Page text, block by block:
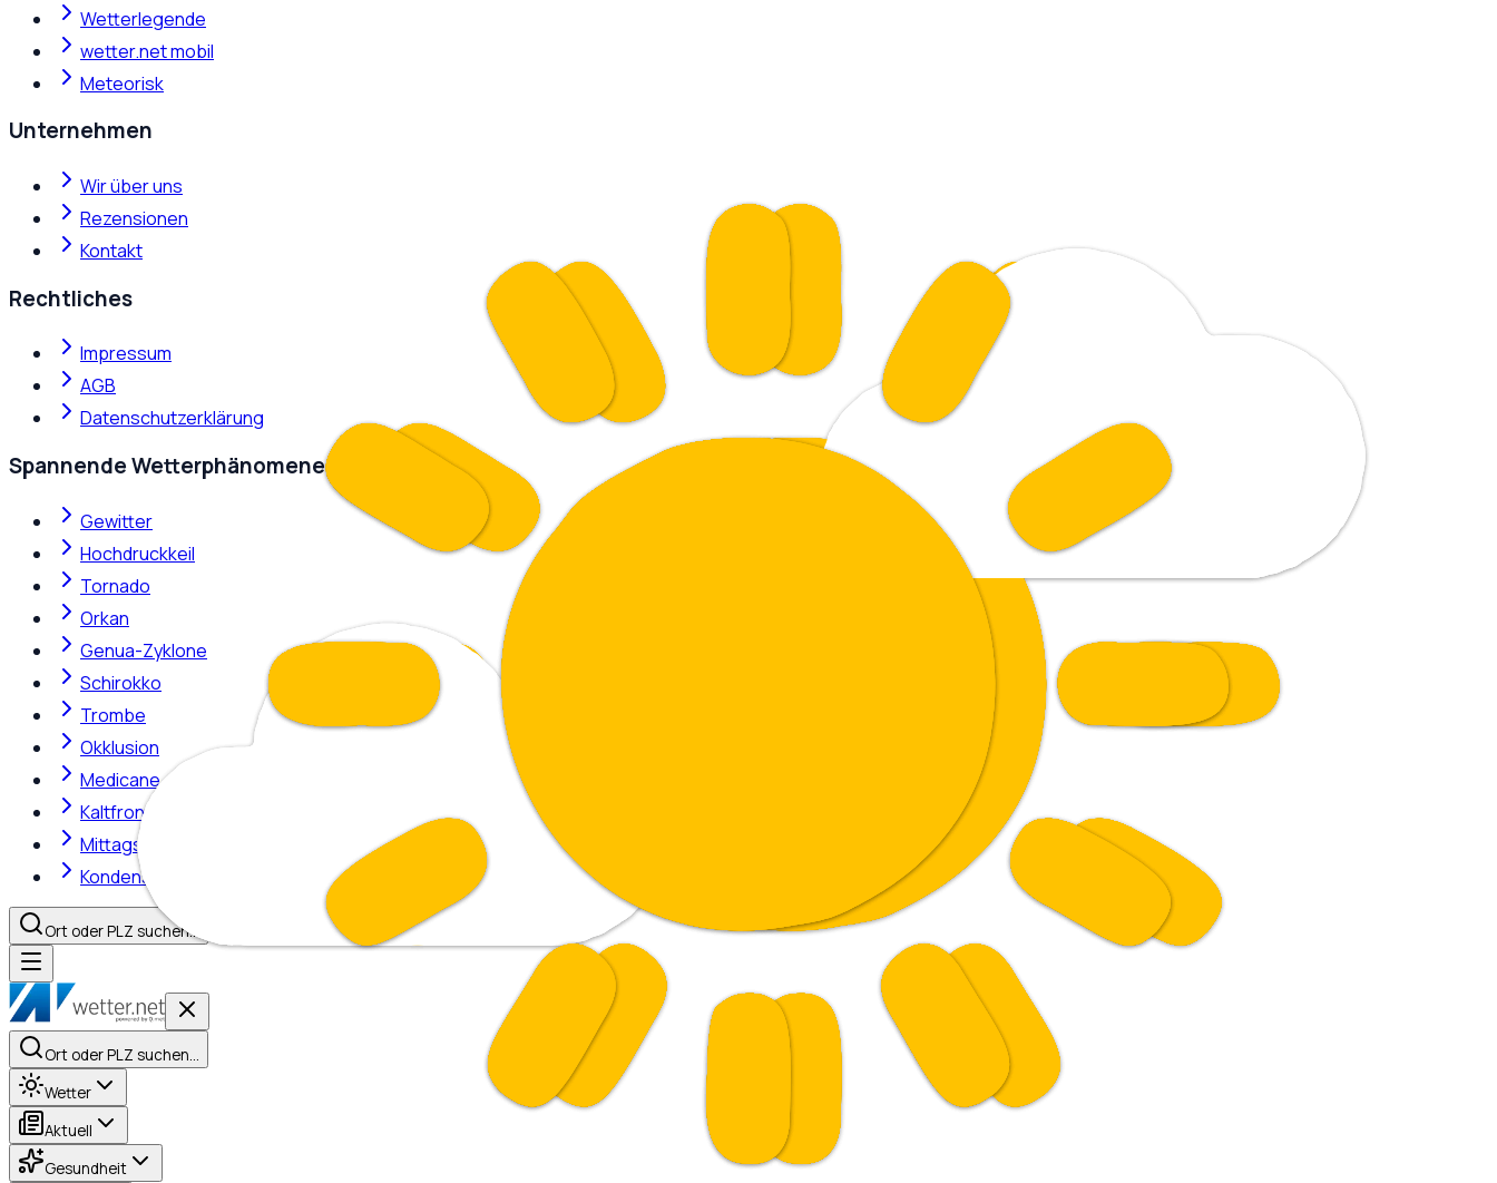
Wetterlegende
wetter.net mobil
Meteorisk
Unternehmen
Wir über uns
Rezensionen
Kontakt
Rechtliches
Impressum
AGB
Datenschutzerklärung
Spannende Wetterphänomene
Gewitter
Hochdruckkeil
Tornado
Orkan
Genua-Zyklone
Schirokko
Trombe
Okklusion
Medicane
Kaltfront
Mittagshitze
Kondensstreifen
Ort oder PLZ suchen…
Ort oder PLZ suchen…
Wetter
Aktuell
Gesundheit